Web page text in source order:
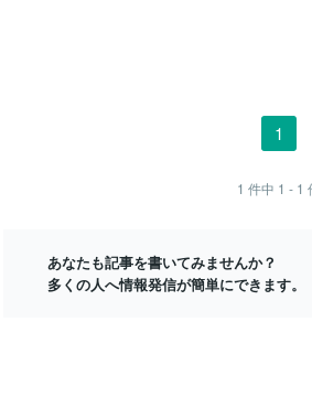
1
1 件中 1 - 1
あなたも記事を書いてみませんか？
多くの人へ情報発信が簡単にできます。